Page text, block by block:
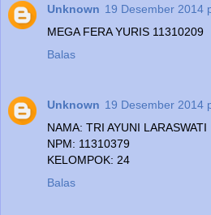
Unknown 19 Desember 2014
MEGA FERA YURIS 11310209
Balas
Unknown 19 Desember 2014
NAMA: TRI AYUNI LARASWATI
NPM: 11310379
KELOMPOK: 24
Balas